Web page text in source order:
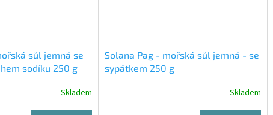
sůl jemná se
sodíku 250 g
Skladem
Solana Pag - mořská sůl jemná - se
sypátkem 250 g
Skladem